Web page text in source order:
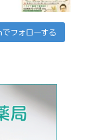
フォローする